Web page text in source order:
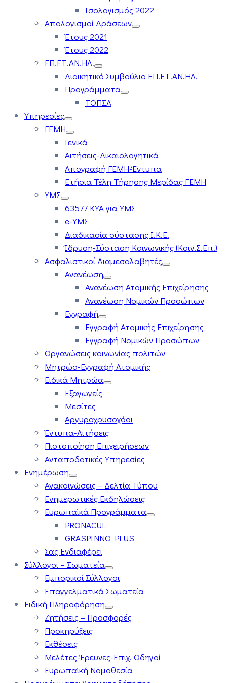
Ισολογισμός 2022
Απολογισμοί Δράσεων
Έτους 2021
Έτους 2022
ΕΠ.ΕΤ.ΑΝ.ΗΛ.
Διοικητικό Συμβούλιο ΕΠ.ΕΤ.ΑΝ.ΗΛ.
Προγράμματα
ΤΟΠΣΑ
Υπηρεσίες
ΓΕΜΗ
Γενικά
Αιτήσεις-Δικαιολογητικά
Απογραφή ΓΕΜΗ-Έντυπα
Ετήσια Τέλη Τήρησης Μερίδας ΓΕΜΗ
ΥΜΣ
63577 ΚΥΑ για ΥΜΣ
e-ΥΜΣ
Διαδικασία σύστασης Ι.Κ.Ε.
Ίδρυση-Σύσταση Κοινωνικής (Κοιν.Σ.Επ.)
Ασφαλιστικοί Διαμεσολαβητές
Ανανέωση
Ανανέωση Ατομικής Επιχείρησης
Ανανέωση Νομικών Προσώπων
Εγγραφή
Εγγραφή Ατομικής Επιχείρησης
Εγγραφή Νομικών Προσώπων
Οργανώσεις κοινωνίας πολιτών
Μητρώο-Εγγραφή Ατομικής
Ειδικά Μητρώα
Εξαγωγείς
Μεσίτες
Αργυροχρυσοχόοι
Έντυπα-Αιτήσεις
Πιστοποίηση Επιχειρήσεων
Ανταποδοτικές Υπηρεσίες
Ενημέρωση
Ανακοινώσεις – Δελτία Τύπου
Ενημερωτικές Εκδηλώσεις
Ευρωπαϊκά Προγράμματα
PRONACUL
GRASPINNO PLUS
Σας Ενδιαφέρει
Σύλλογοι – Σωματεία
Εμπορικοί Σύλλογοι
Επαγγελματικά Σωματεία
Ειδική Πληροφόρηση
Ζητήσεις – Προσφορές
Προκηρύξεις
Εκθέσεις
Μελέτες-Έρευνες-Επιχ. Οδηγοί
Ευρωπαϊκή Νομοθεσία